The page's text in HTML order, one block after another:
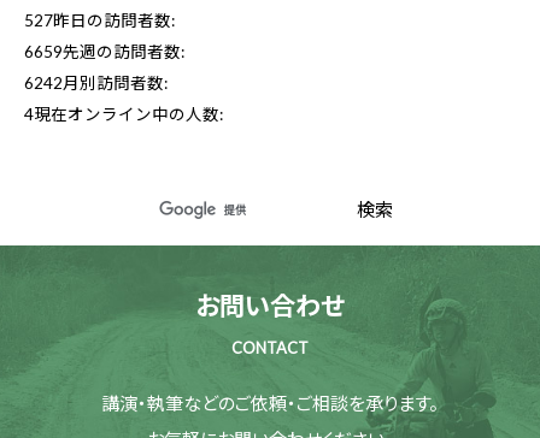
527昨日の訪問者数:
6659先週の訪問者数:
6242月別訪問者数:
4現在オンライン中の人数:
お問い合わせ
CONTACT
講演・執筆などのご依頼・ご相談を承ります。